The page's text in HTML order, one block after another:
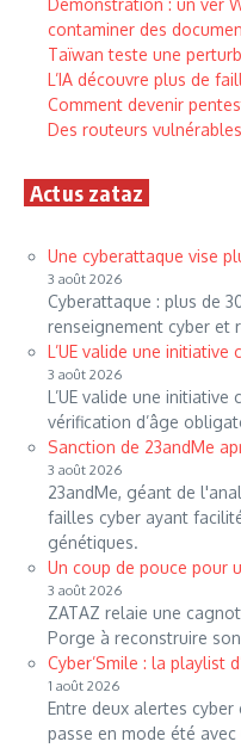
contaminer des
Taïwan teste une
L’IA découvre plus de
Comment devenir
Des routeurs
Actus zataz
Une cyberattaque vise
3 août 2026
Cyberattaque : plus de
renseignement cyber et
L’UE valide une
3 août 2026
L’UE valide une
vérification d’âge
Sanction de 23andMe
3 août 2026
23andMe, géant de
failles cyber ayant
génétiques.
Un coup de pouce pour
3 août 2026
ZATAZ relaie une
Porge à reconstruire
Cyber’Smile : la playlist
1 août 2026
Entre deux alertes cyber
passe en mode été